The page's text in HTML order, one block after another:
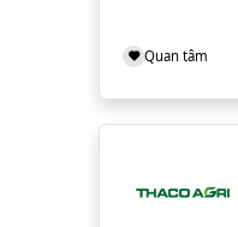
Quan tâm